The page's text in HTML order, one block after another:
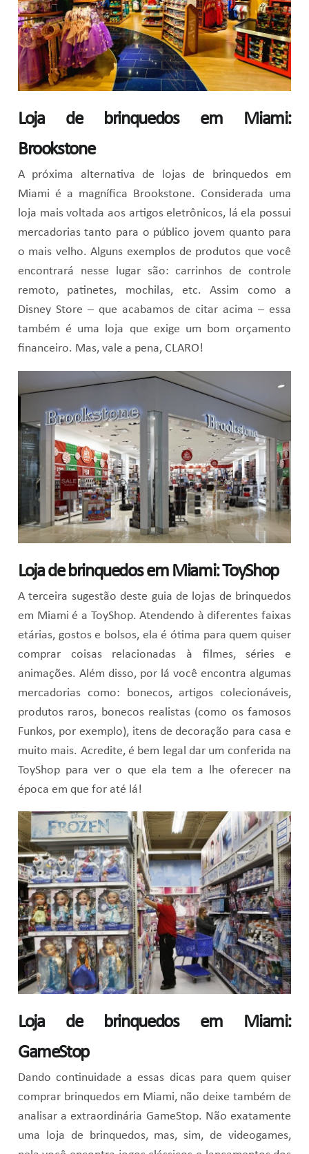
Loja de brinquedos em Miami:
Brookstone
A próxima alternativa de lojas de brinquedos em
Miami é a magnífica Brookstone. Considerada uma
loja mais voltada aos artigos eletrônicos, lá ela possui
mercadorias tanto para o público jovem quanto para
o mais velho. Alguns exemplos de produtos que você
encontrará nesse lugar são: carrinhos de controle
remoto, patinetes, mochilas, etc. Assim como a
Disney Store – que acabamos de citar acima – essa
também é uma loja que exige um bom orçamento
financeiro. Mas, vale a pena, CLARO!
Loja de brinquedos em Miami: ToyShop
A terceira sugestão deste guia de lojas de brinquedos
em Miami é a ToyShop. Atendendo à diferentes faixas
etárias, gostos e bolsos, ela é ótima para quem quiser
comprar coisas relacionadas à filmes, séries e
animações. Além disso, por lá você encontra algumas
mercadorias como: bonecos, artigos colecionáveis,
produtos raros, bonecos realistas (como os famosos
Funkos, por exemplo), itens de decoração para casa e
muito mais. Acredite, é bem legal dar um conferida na
ToyShop para ver o que ela tem a lhe oferecer na
época em que for até lá!
Loja de brinquedos em Miami:
GameStop
Dando continuidade a essas dicas para quem quiser
comprar brinquedos em Miami, não deixe também de
analisar a extraordinária GameStop. Não exatamente
uma loja de brinquedos, mas, sim, de videogames,